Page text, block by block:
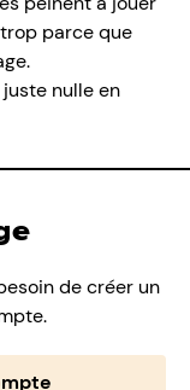
parce que
nulle en
de créer un